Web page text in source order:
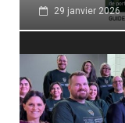
29 janvier 2026